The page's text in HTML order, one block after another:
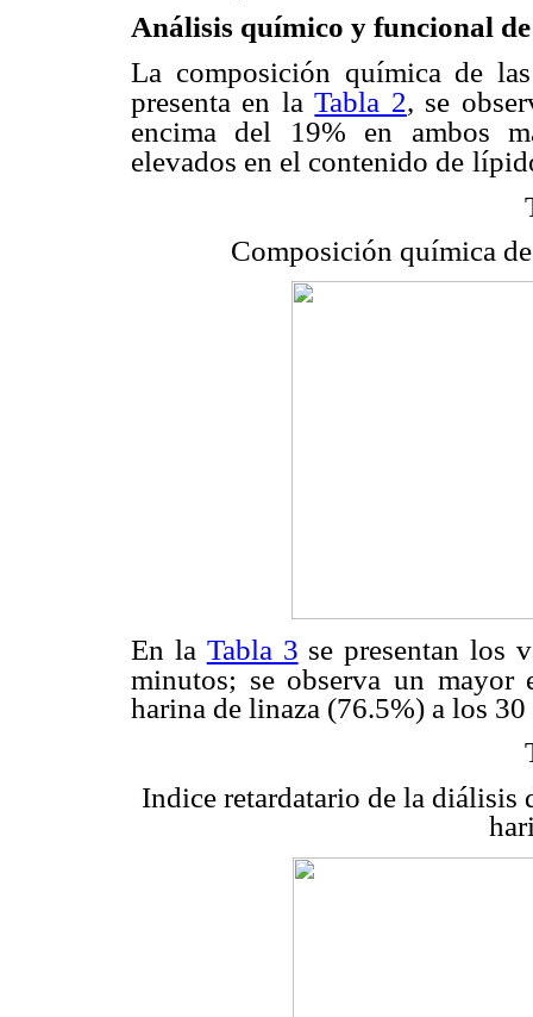
Análisis químico y funcional
La composición química de
presenta en laTabla 2, se
encima del 19% en ambos
elevados en el contenido de
Composición química
En la Tabla 3 se presentan los
minutos; se observa un mayor
harina de linaza (76.5%) a los
Indice retardatario de la diálisis